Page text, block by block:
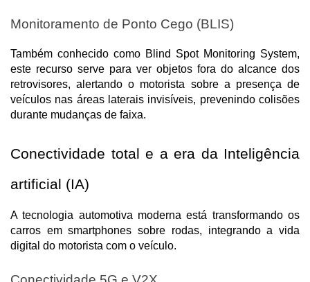
Monitoramento de Ponto Cego (BLIS)
Também conhecido como Blind Spot Monitoring System,
este recurso serve para ver objetos fora do alcance dos
retrovisores, alertando o motorista sobre a presença de
veículos nas áreas laterais invisíveis, prevenindo colisões
durante mudanças de faixa.
Conectividade total e a era da Inteligência
artificial (IA)
A tecnologia automotiva moderna está transformando os
carros em smartphones sobre rodas, integrando a vida
digital do motorista com o veículo.